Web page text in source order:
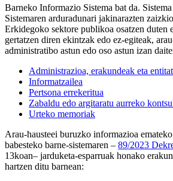
Barneko Informazio Sistema bat da.
Sistemaren arduradunari jakinarazten
Erkidegoko sektore publikoa osatzen duten
gertatzen diren ekintzak edo ez-egiteak,
administratibo astun edo oso astun izan
Administrazioa, erakundeak eta
Informatzailea
Pertsona errekeritua
Zabaldu edo argitaratu aurreko
Urteko memoriak
Arau-hausteei buruzko informazioa
babesteko barne-sistemaren – 89/2023
13koan– jarduketa-esparruak honako
hartzen ditu barnean: